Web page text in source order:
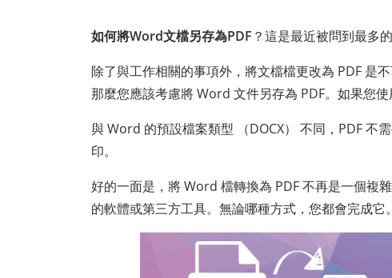
如何將Word文檔另存為PDF ？這是最近被問到最多
除了與工作相關的事項外，將文檔檔更改為 PDF 是
那麼您應該考慮將 Word 文件另存為 PDF。如果您
與 Word 的預設檔案類型 （DOCX） 不同，PDF 不
印。
好的一面是，將 Word 檔轉換為 PDF 不再是一個複
的軟體或第三方工具。無論哪種方式，您都會完成它